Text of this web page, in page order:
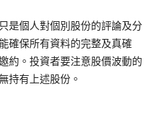
是個人對個別股份的評論及分
確保所有資料的完整及真確
約。投資者要注意股價波動的
持有上述股份。